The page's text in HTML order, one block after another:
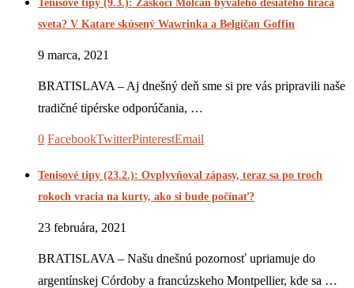
Tenisové tipy (9.3.): Zaskočí Molčan bývalého desiateho hráča
sveta? V Katare skúsený Wawrinka a Belgičan Goffin
9 marca, 2021
BRATISLAVA – Aj dnešný deň sme si pre vás pripravili naše
tradičné tipérske odporúčania, …
0 FacebookTwitterPinterestEmail
Tenisové tipy (23.2.): Ovplyvňoval zápasy, teraz sa po troch
rokoch vracia na kurty, ako si bude počínať?
23 februára, 2021
BRATISLAVA – Našu dnešnú pozornosť upriamuje do
argentínskej Córdoby a francúzskeho Montpellier, kde sa …